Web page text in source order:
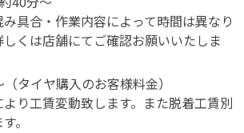
具合・作業内容によって時間は異なり
しくは店舗にてご確認お願いいたしま
タイヤ購入のお客様料金）
り工賃変動致します。また脱着工賃別
。